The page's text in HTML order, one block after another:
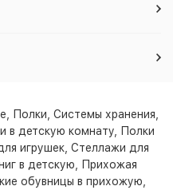
Полки Системы хранения
в детскую комнату Полки
игрушек Стеллажи для
в детскую
Прихожая
обувницы в прихожую